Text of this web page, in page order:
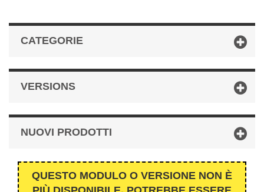
CATEGORIE
VERSIONS
NUOVI PRODOTTI
QUESTO MODULO O VERSIONE NON È